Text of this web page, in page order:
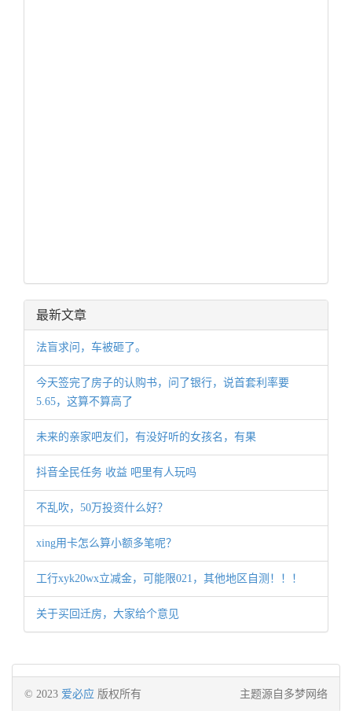
最新文章
法盲求问，车被砸了。
今天签完了房子的认购书，问了银行，说首套利率要
5.65，这算不算高了
未来的亲家吧友们，有没好听的女孩名，有果
抖音全民任务 收益 吧里有人玩吗
不乱吹，50万投资什么好？
xing用卡怎么算小额多笔呢？
工行xyk20wx立减金，可能限021，其他地区自测！！！
关于买回迁房，大家给个意见
© 2023 爱必应 版权所有 主题源自多梦网络